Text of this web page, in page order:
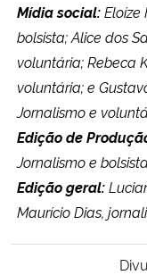
Mídia social:Eloíze
bolsista; Alice dos
voluntária; Rebeca
voluntária; e
Jornalismo e
Edição de
Jornalismo e
Edição geral:
Maurício Dias,